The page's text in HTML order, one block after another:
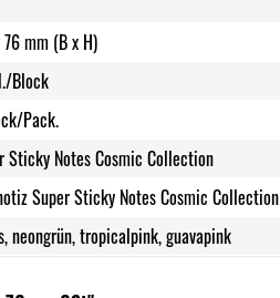
76 mm (B x H)
Block
Pack.
Sticky Notes Cosmic Collection
Super Sticky Notes Cosmic Collection
neongrün, tropicalpink, guavapink